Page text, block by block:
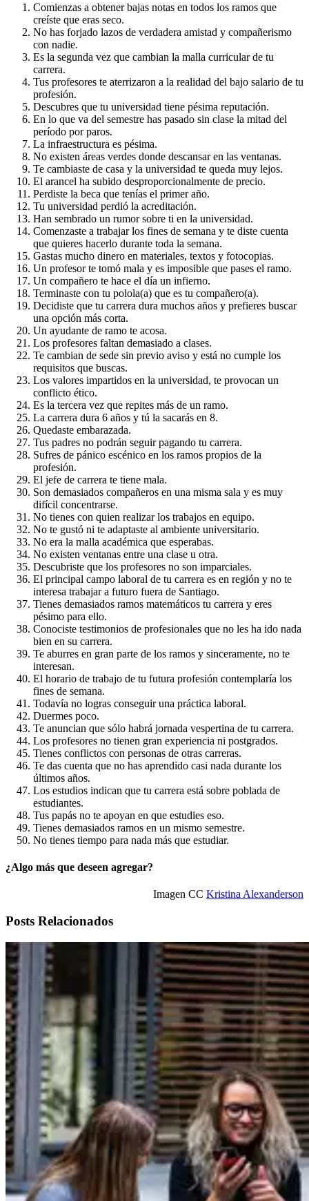
Comienzas a obtener bajas notas en todos los ramos que
creíste que eras seco.
No has forjado lazos de verdadera amistad y compañerismo
con nadie.
Es la segunda vez que cambian la malla curricular de tu
carrera.
Tus profesores te aterrizaron a la realidad del bajo salario de tu
profesión.
Descubres que tu universidad tiene pésima reputación.
En lo que va del semestre has pasado sin clase la mitad del
período por paros.
La infraestructura es pésima.
No existen áreas verdes donde descansar en las ventanas.
Te cambiaste de casa y la universidad te queda muy lejos.
El arancel ha subido desproporcionalmente de precio.
Perdiste la beca que tenías el primer año.
Tu universidad perdió la acreditación.
Han sembrado un rumor sobre ti en la universidad.
Comenzaste a trabajar los fines de semana y te diste cuenta
que quieres hacerlo durante toda la semana.
Gastas mucho dinero en materiales, textos y fotocopias.
Un profesor te tomó mala y es imposible que pases el ramo.
Un compañero te hace el día un infierno.
Terminaste con tu polola(a) que es tu compañero(a).
Decidiste que tu carrera dura muchos años y prefieres buscar
una opción más corta.
Un ayudante de ramo te acosa.
Los profesores faltan demasiado a clases.
Te cambian de sede sin previo aviso y está no cumple los
requisitos que buscas.
Los valores impartidos en la universidad, te provocan un
conflicto ético.
Es la tercera vez que repites más de un ramo.
La carrera dura 6 años y tú la sacarás en 8.
Quedaste embarazada.
Tus padres no podrán seguir pagando tu carrera.
Sufres de pánico escénico en los ramos propios de la
profesión.
El jefe de carrera te tiene mala.
Son demasiados compañeros en una misma sala y es muy
difícil concentrarse.
No tienes con quien realizar los trabajos en equipo.
No te gustó ni te adaptaste al ambiente universitario.
No era la malla académica que esperabas.
No existen ventanas entre una clase u otra.
Descubriste que los profesores no son imparciales.
El principal campo laboral de tu carrera es en región y no te
interesa trabajar a futuro fuera de Santiago.
Tienes demasiados ramos matemáticos tu carrera y eres
pésimo para ello.
Conociste testimonios de profesionales que no les ha ido nada
bien en su carrera.
Te aburres en gran parte de los ramos y sinceramente, no te
interesan.
El horario de trabajo de tu futura profesión contemplaría los
fines de semana.
Todavía no logras conseguir una práctica laboral.
Duermes poco.
Te anuncian que sólo habrá jornada vespertina de tu carrera.
Los profesores no tienen gran experiencia ni postgrados.
Tienes conflictos con personas de otras carreras.
Te das cuenta que no has aprendido casi nada durante los
últimos años.
Los estudios indican que tu carrera está sobre poblada de
estudiantes.
Tus papás no te apoyan en que estudies eso.
Tienes demasiados ramos en un mismo semestre.
No tienes tiempo para nada más que estudiar.
¿Algo más que deseen agregar?
Imagen CC Kristina Alexanderson
Posts Relacionados